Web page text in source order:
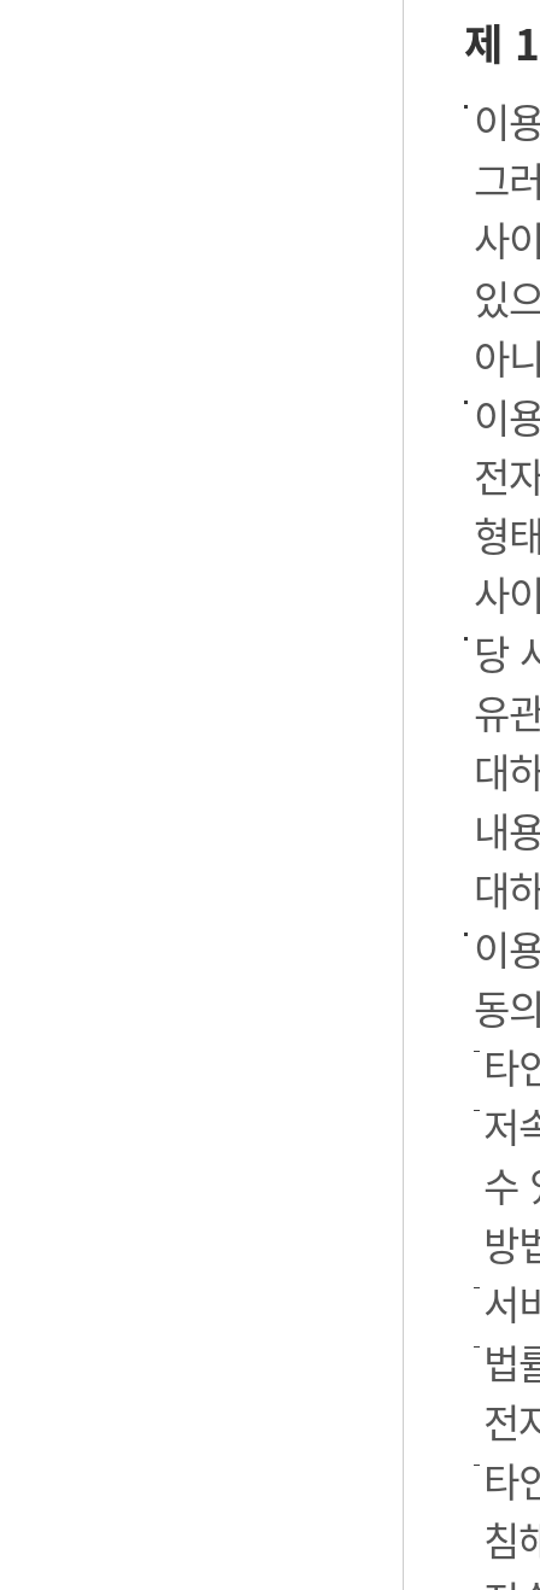
제
이
그
사
있
아
이
전
형
사
당
유
대
내
대
이
동
타
저
수
방
서
법
전
타
침